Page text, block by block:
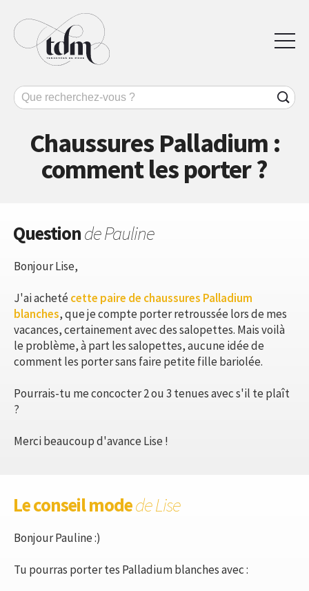
Chaussures Palladium :
comment les porter ?
Questionde Pauline
Bonjour Lise,
J'ai achetécette paire de chaussures Palladium
blanches, que je compte porter retroussée lors de mes
vacances, certainement avec des salopettes. Mais voilà
le problème, à part les salopettes, aucune idée de
comment les porter sans faire petite fille bariolée.
Pourrais-tu me concocter 2 ou 3 tenues avec s'il te plaît
?
Merci beaucoup d'avance Lise !
Le conseil modede Lise
Bonjour Pauline :)
Tu pourras porter tes Palladium blanches avec :